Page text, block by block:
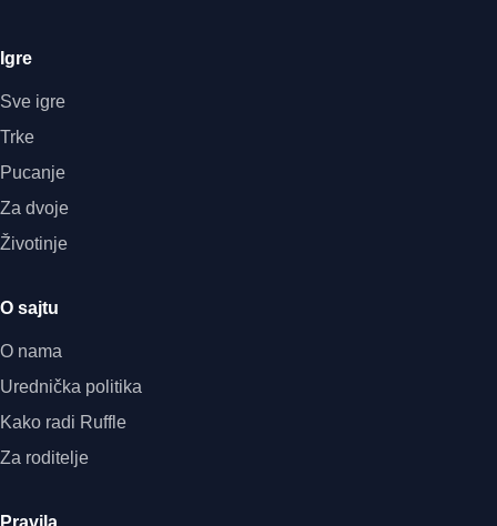
Igre
Sve igre
Trke
Pucanje
Za dvoje
Životinje
O sajtu
O nama
Urednička politika
Kako radi Ruffle
Za roditelje